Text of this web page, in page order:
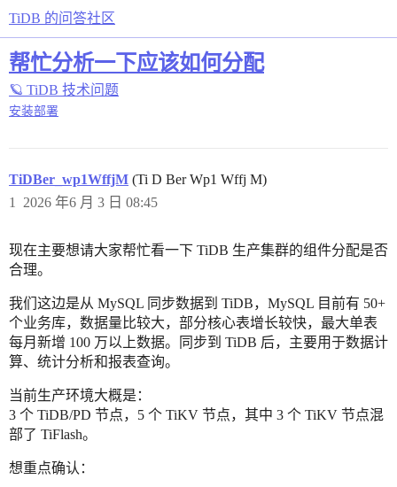
TiDB 的问答社区
帮忙分析一下应该如何分配
🪐 TiDB 技术问题
安装部署
TiDBer_wp1WffjM (Ti D Ber Wp1 Wffj M)
2026 年6 月 3 日 08:45
1
现在主要想请大家帮忙看一下 TiDB 生产集群的组件分配是否
合理。
我们这边是从 MySQL 同步数据到 TiDB，MySQL 目前有 50+
个业务库，数据量比较大，部分核心表增长较快，最大单表
每月新增 100 万以上数据。同步到 TiDB 后，主要用于数据计
算、统计分析和报表查询。
当前生产环境大概是：
3 个 TiDB/PD 节点，5 个 TiKV 节点，其中 3 个 TiKV 节点混
部了 TiFlash。
想重点确认：